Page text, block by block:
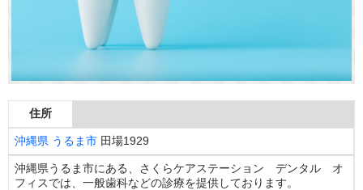
住所
沖縄県 うるま市 田場1929
沖縄県うるま市にある、さくらケアステーション デンタル オ
フィスでは、一般歯科などの診療を提供しております。